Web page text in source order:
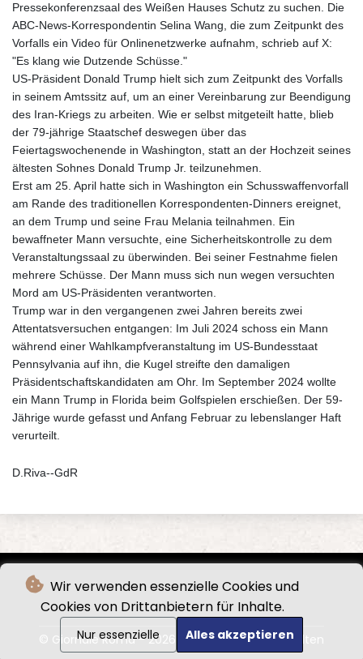
Wir verwenden essenzielle Cookies und
Cookies von Drittanbietern für Inhalte.
Nur essenzielle Alles akzeptieren
Pressekonferenzsaal des Weißen Hauses Schutz zu suchen. Die
ABC-News-Korrespondentin Selina Wang, die zum Zeitpunkt des
Vorfalls ein Video für Onlinenetzwerke aufnahm, schrieb auf X:
"Es klang wie Dutzende Schüsse."
US-Präsident Donald Trump hielt sich zum Zeitpunkt des Vorfalls
in seinem Amtssitz auf, um an einer Vereinbarung zur Beendigung
des Iran-Kriegs zu arbeiten. Wie er selbst mitgeteilt hatte, blieb
der 79-jährige Staatschef deswegen über das
Feiertagswochenende in Washington, statt an der Hochzeit seines
ältesten Sohnes Donald Trump Jr. teilzunehmen.
Erst am 25. April hatte sich in Washington ein Schusswaffenvorfall
am Rande des traditionellen Korrespondenten-Dinners ereignet,
an dem Trump und seine Frau Melania teilnahmen. Ein
bewaffneter Mann versuchte, eine Sicherheitskontrolle zu dem
Veranstaltungssaal zu überwinden. Bei seiner Festnahme fielen
mehrere Schüsse. Der Mann muss sich nun wegen versuchten
Mord am US-Präsidenten verantworten.
Trump war in den vergangenen zwei Jahren bereits zwei
Attentatsversuchen entgangen: Im Juli 2024 schoss ein Mann
während einer Wahlkampfveranstaltung im US-Bundesstaat
Pennsylvania auf ihn, die Kugel streifte den damaligen
Präsidentschaftskandidaten am Ohr. Im September 2024 wollte
ein Mann Trump in Florida beim Golfspielen erschießen. Der 59-
Jährige wurde gefasst und Anfang Februar zu lebenslanger Haft
verurteilt.
D.Riva--GdR
© Giornale Roma - 2026 - Alle Rechte vorbehalten